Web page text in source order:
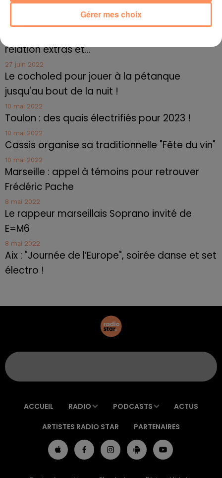
Radio Star Live avec Dadju
relation extras et...
27 juin 2022
Le cocholed pour jouer à la pétanque
jusqu'au bout de la nuit !
10 mai 2022
Toulon : des quais électrifiés pour 2023 !
10 mai 2022
Cassis organise sa traditionnelle "Fête du vin"
10 mai 2022
Marseille : appel à témoins pour retrouver
Frédéric Pache
8 mai 2022
Le rappeur marseillais Soprano invité de
E=M6
8 mai 2022
Aix : "Journée de l’Europe", soirée danse et set
électro !
ACCUEIL RADIO PODCASTS ACTUS
ARTISTES RADIO STAR PARTENAIRES
Gérer mes choix